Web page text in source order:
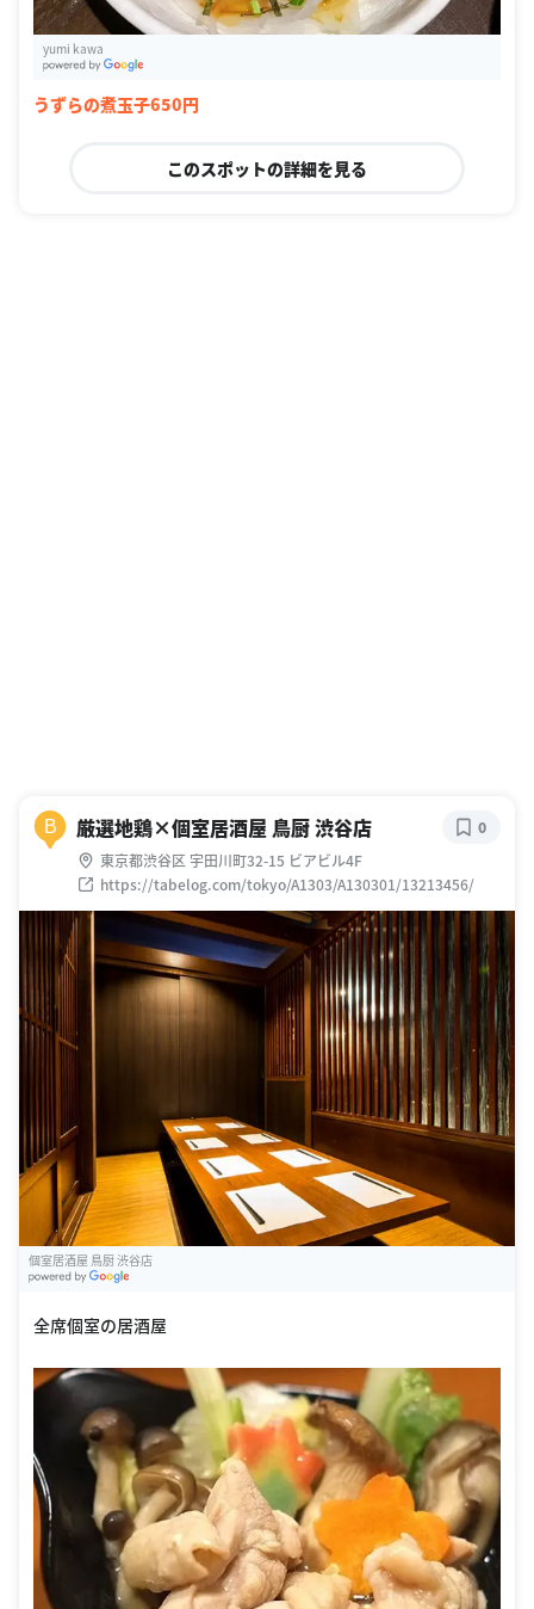
yumi kawa
うずらの煮玉子650円
このスポットの詳細を見る
B 厳選地鶏×個室居酒屋 鳥厨 渋谷店
東京都渋谷区 宇田川町32-15 ビアビル4F
https://tabelog.com/tokyo/A1303/A130301/13213456/
0
個室居酒屋 鳥厨 渋谷店
全席個室の居酒屋